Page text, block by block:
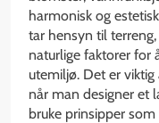
harmonisk og
tar hensyn til
naturlige faktorer for
utemiljø. Det er
når man designer et
bruke prinsipper